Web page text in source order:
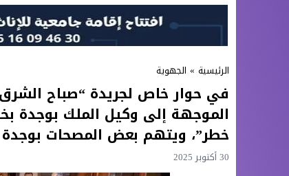
الرئيسية » الجهوية
في حوار خاص لجريدة “صباح
الموجهة إلى وكيل الملك
خطر”، ويتهم بعض المصحات بوجدة
30 أكتوبر 2025